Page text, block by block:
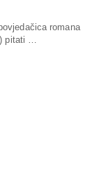
romana
pitati …